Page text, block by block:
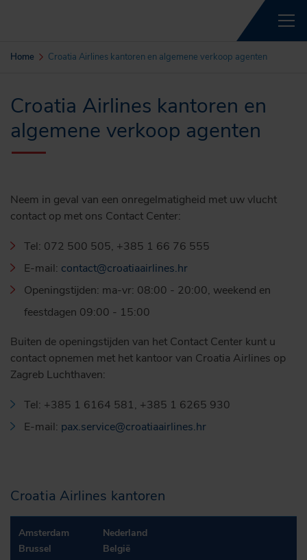
Home Croatia Airlines kantoren en algemene verkoop agenten
Croatia Airlines kantoren en
algemene verkoop agenten
Neem in geval van een onregelmatigheid met uw vlucht
contact op met ons Contact Center:
Tel: 072 500 505, +385 1 66 76 555
E-mail: contact@croatiaairlines.hr
Openingstijden: ma-vr: 08:00 - 20:00, weekend en
feestdagen 09:00 - 15:00
Buiten de openingstijden van het Contact Center kunt u
contact opnemen met het kantoor van Croatia Airlines op
Zagreb Luchthaven:
Tel: +385 1 6164 581, +385 1 6265 930
E-mail: pax.service@croatiaairlines.hr
Croatia Airlines kantoren
Amsterdam
Brussel
Nederland
België